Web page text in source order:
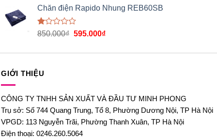
hạng
1.00
5
Chăn điện Rapido Nhung REB60SB
Được
1.00
sao
850.000₫ 595.000₫
GIỚI THIỆU
CÔNG TY TNHH SẢN XUẤT VÀ ĐẦU TƯ MINH PHONG
Trụ sở: Số 744 Quang Trung, Tổ 8, Phường Dương Nội, TP Hà Nội
VPGD: 113 Nguyễn Trãi, Phường Thanh Xuân, TP Hà Nội
Điện thoại: 0246.260.5064